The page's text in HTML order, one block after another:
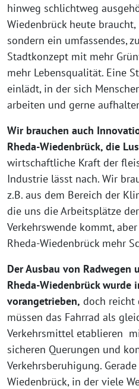
hinweg schlichtweg
Wiedenbrück heute
sondern ein umfassendes,
Stadtkonzept mit mehr
mehr Lebensqualität. Eine
einlädt, in der sich
arbeiten und gerne
Wir brauchen auch
Rheda-Wiedenbrück, die
wirtschaftliche Kraft der
Industrie lässt nach. Wir
z.B. aus dem Bereich der
die uns die Arbeitsplätze
Verkehrswende kommt,
Rheda-Wiedenbrück mehr
Der Ausbau von Radwegen
Rheda-Wiedenbrück wurde
vorangetrieben, doch reicht
müssen das Fahrrad als
Verkehrsmittel etablieren
sicheren Querungen und
Verkehrsberuhigung.
Wiedenbrück, in der viele